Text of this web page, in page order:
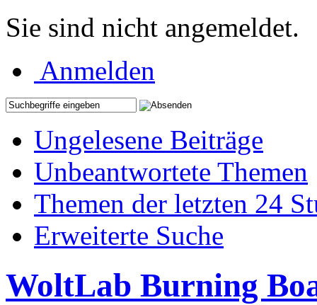
Sie sind nicht angemeldet.
Anmelden
Ungelesene Beiträge
Unbeantwortete Themen
Themen der letzten 24
Erweiterte Suche
WoltLab Burning